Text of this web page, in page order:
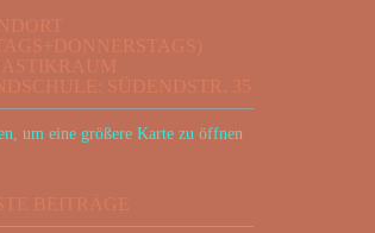
SÜDENDSTR. 35
BEITRÄGE